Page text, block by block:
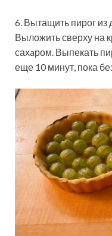
6. Вытащить пирог из
Выложить сверху на
сахaром. Выпекать
еще 10 минут, пока